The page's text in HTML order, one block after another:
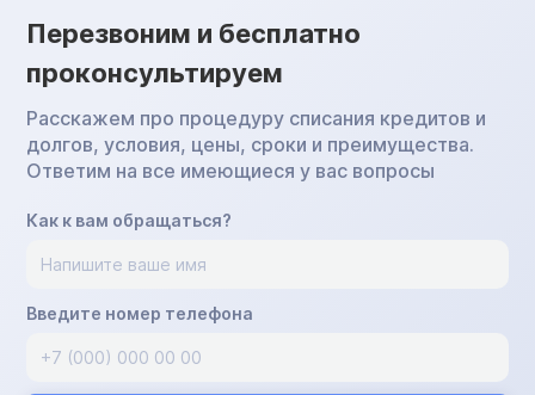
Перезвоним и бесплатно
проконсультируем
Расскажем про процедуру списания кредитов и
долгов, условия, цены, сроки и преимущества.
Ответим на все имеющиеся у вас вопросы
Как к вам обращаться?
Введите номер телефона